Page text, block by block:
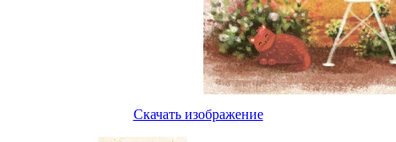
Скачать изображение